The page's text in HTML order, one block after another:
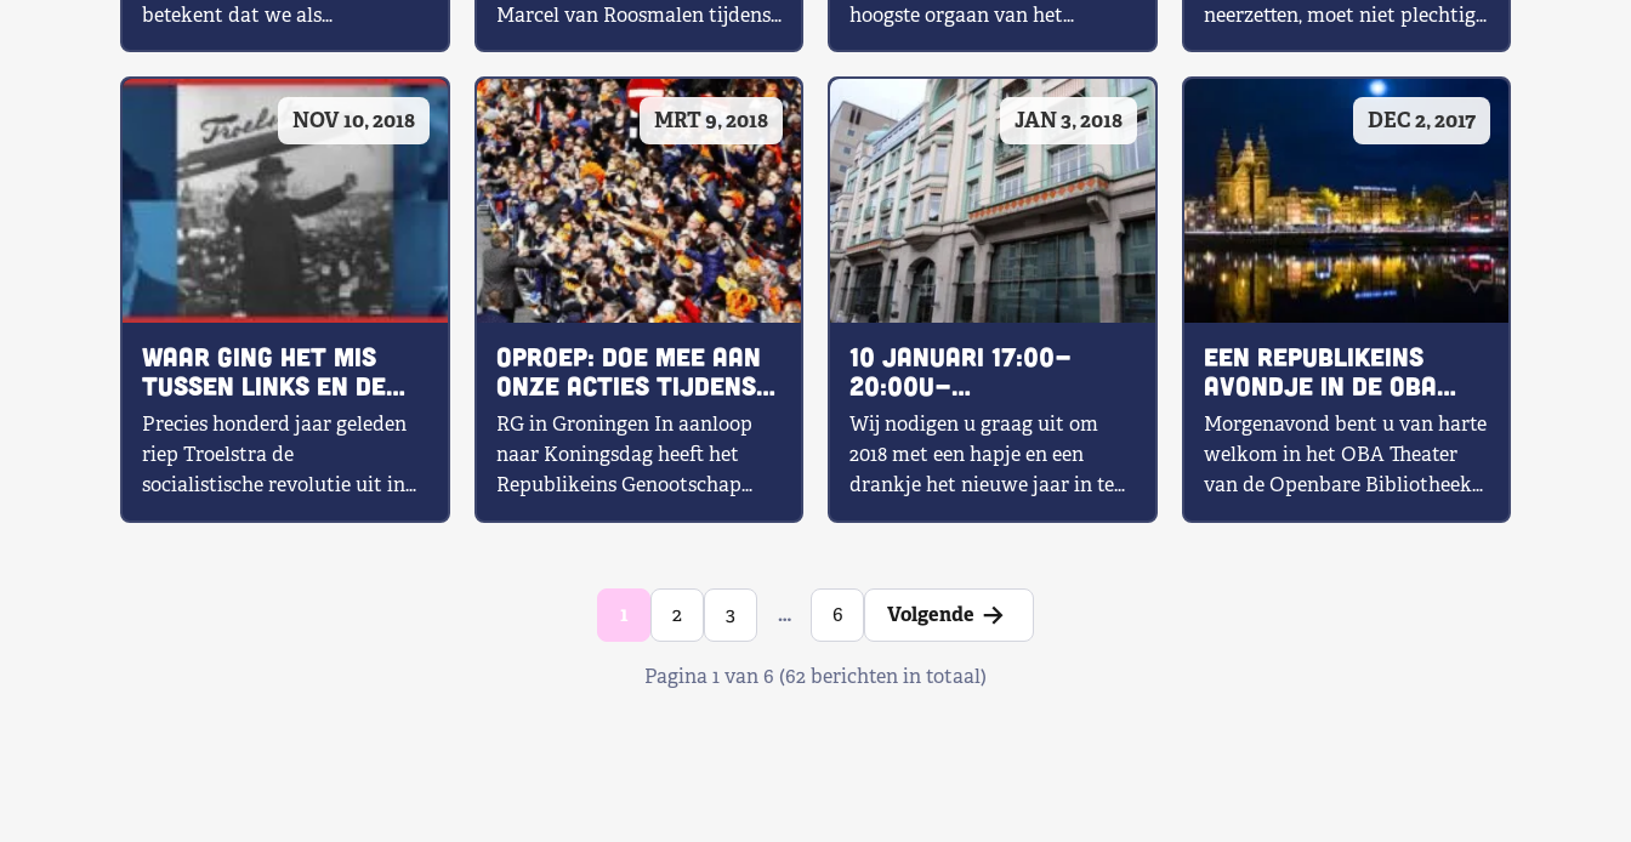
betekent dat we als
Republikeins Genootschap
onze geplande bijeenkomsten
Marcel van Roosmalen tijdens
onze nieuwjaarsborrel op
zaterdag 8 februari in Utrecht.
[…]
hoogste orgaan van het
Republikeins Genootschap.
Hier bespreken leden,
sympathisanten en het
dagelijks bestuur de […]
neerzetten, moet niet plechtig
over het podium heen en weer
schrijden of met […]
NOV 10, 2018
Waar ging het mis
tussen links en de
republiek?
Precies honderd jaar geleden
riep Troelstra de
socialistische revolutie uit in
Nederland. Hij vond de
MRT 9, 2018
Oproep: doe mee aan
onze acties tijdens
Koningsdag
RG in Groningen In aanloop
naar Koningsdag heeft het
Republikeins Genootschap
weer enkele ludieke acties en
JAN 3, 2018
10 januari 17:00-
20:00u-
Nieuwjaarsborrel in
Nieuwspoort
Wij nodigen u graag uit om
2018 met een hapje en een
drankje het nieuwe jaar in te
luiden. Anders […]
DEC 2, 2017
Een republikeins
avondje in de OBA
(Amsterdam)
Morgenavond bent u van harte
welkom in het OBA Theater
van de Openbare Bibliotheek
van Amsterdam voor de vierde
1 2 3 … 6 Volgende →
Pagina 1 van 6 (62 berichten in totaal)